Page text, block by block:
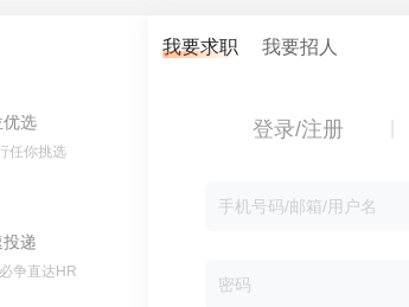
优选
任你挑选
递
争直达HR
我要求职 我要招人
登录/注册